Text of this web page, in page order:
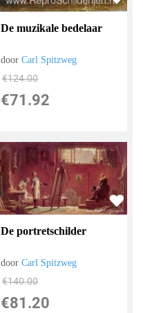
De muzikale bedelaar
doorCarl Spitzweg
€124.00
€71.92
De portretschilder
doorCarl Spitzweg
€140.00
€81.20